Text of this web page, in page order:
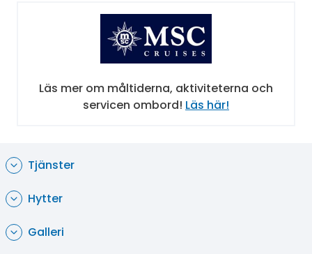
Underhållning, träning och wellness
På MSC Splendida kan du spendera din tid på en
mängd olika sätt. Ombord finns ett stort gym,
Spa som erbjuder ett brett utbud av massage
och andra hälso – och skönhetsbehandlingar. Du
levande musik, se olika teaterföreställningar,
spela på kasinot eller förfriska dig i en av
barerna.
Läs mer om måltiderna, aktiviteterna och
servicen ombord! Läs här!
Tjänster
Hytter
Galleri